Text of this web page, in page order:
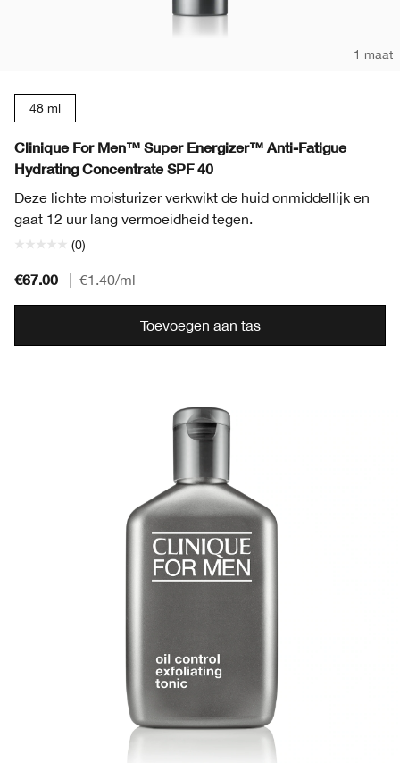
1 maat
48 ml
Clinique For Men™ Super Energizer™ Anti-Fatigue
Hydrating Concentrate SPF 40
Deze lichte moisturizer verkwikt de huid onmiddellijk en
gaat 12 uur lang vermoeidheid tegen.
(0)
€67.00 €1.40/ml
Toevoegen aan tas